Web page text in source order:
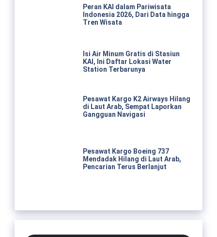
Peran KAI dalam Pariwisata
Indonesia 2026, Dari Data hingga
Tren Wisata
Isi Air Minum Gratis di Stasiun
KAI, Ini Daftar Lokasi Water
Station Terbarunya
Pesawat Kargo K2 Airways Hilang
di Laut Arab, Sempat Laporkan
Gangguan Navigasi
Pesawat Kargo Boeing 737
Mendadak Hilang di Laut Arab,
Pencarian Terus Berlanjut